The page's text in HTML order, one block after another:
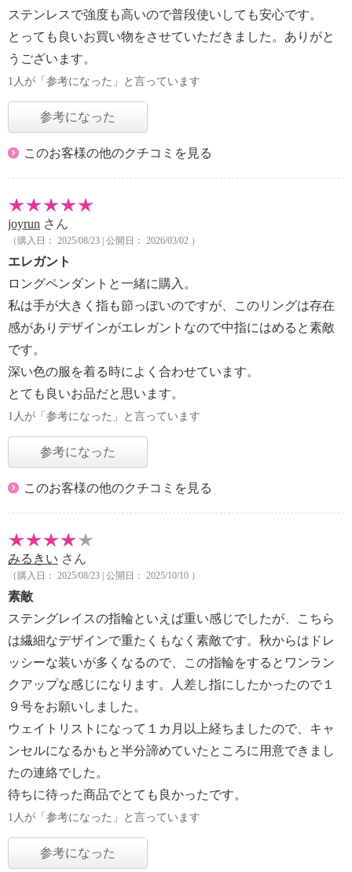
ステンレスで強度も高いので普段使いしても安心です。
とっても良いお買い物をさせていただきました。ありがと
うございます。
1人が「参考になった」と言っています
参考になった
このお客様の他のクチコミを見る
joyrun さん
（購入日： 2025/08/23 | 公開日： 2026/03/02 ）
エレガント
ロングペンダントと一緒に購入。
私は手が大きく指も節っぽいのですが、このリングは存在
感がありデザインがエレガントなので中指にはめると素敵
です。
深い色の服を着る時によく合わせています。
とても良いお品だと思います。
1人が「参考になった」と言っています
参考になった
このお客様の他のクチコミを見る
みるきい さん
（購入日： 2025/08/23 | 公開日： 2025/10/10 ）
素敵
ステングレイスの指輪といえば重い感じでしたが、こちら
は繊細なデザインで重たくもなく素敵です。秋からはドレ
ッシーな装いが多くなるので、この指輪をするとワンラン
クアップな感じになります。人差し指にしたかったので１
９号をお願いしました。
ウェイトリストになって１カ月以上経ちましたので、キャ
ンセルになるかもと半分諦めていたところに用意できまし
たの連絡でした。
待ちに待った商品でとても良かったです。
1人が「参考になった」と言っています
参考になった